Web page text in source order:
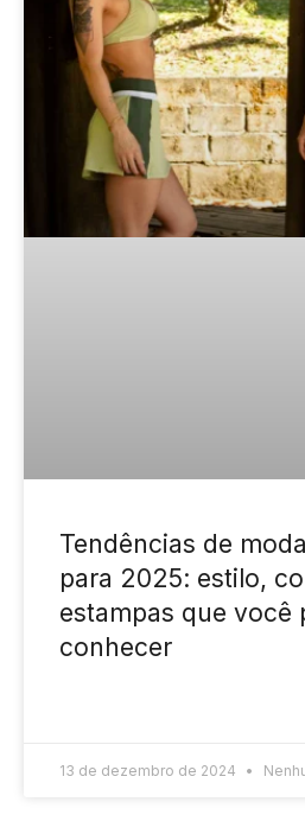
Tendências de
para 2025: estilo,
estampas que você
conhecer
13 de dezembro de 2024